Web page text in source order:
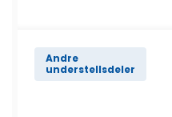
Andre
understellsdeler